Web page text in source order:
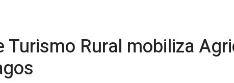
Turismo Rural mobiliza